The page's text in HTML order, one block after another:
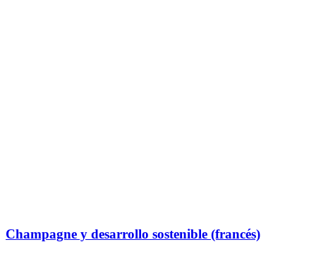
Champagne y desarrollo sostenible (francés)